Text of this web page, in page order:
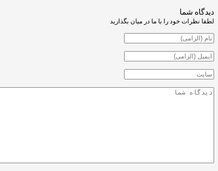
شما
خود را با ما در میان بگذارید